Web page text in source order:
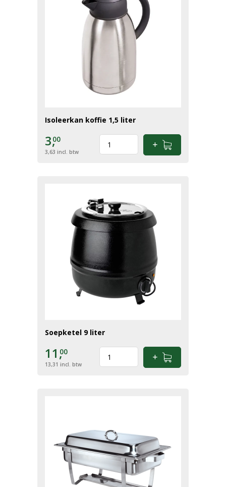
Isoleerkan koffie 1,5 liter
3,00
3,63 incl. btw
Soepketel 9 liter
11,00
13,31 incl. btw